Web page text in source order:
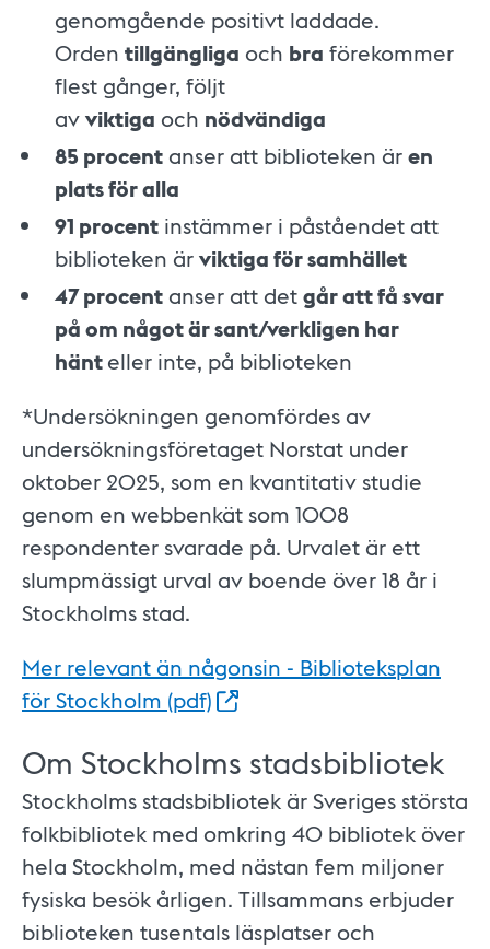
genomgående positivt laddade.
Orden tillgängliga och bra förekommer
flest gånger, följt
avviktiga och nödvändiga
85 procent anser att biblioteken ären
plats för alla
91 procent instämmer i påståendet att
biblioteken ärviktiga för samhället
47 procent anser att detgår att få svar
på om något är sant/verkligen har
hänteller inte, på biblioteken
*Undersökningen genomfördes av
undersökningsföretaget Norstat under
oktober 2025, som en kvantitativ studie
genom en webbenkät som 1008
respondenter svarade på. Urvalet är ett
slumpmässigt urval av boende över 18 år i
Stockholms stad.
Mer relevant än någonsin - Biblioteksplan
för Stockholm (pdf)
Om Stockholms stadsbibliotek
Stockholms stadsbibliotek är Sveriges största
folkbibliotek med omkring 40 bibliotek över
hela Stockholm, med nästan fem miljoner
fysiska besök årligen. Tillsammans erbjuder
biblioteken tusentals läsplatser och